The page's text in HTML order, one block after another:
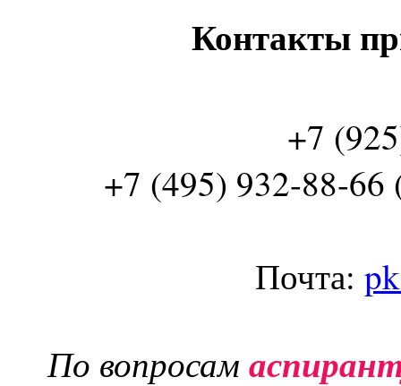
Контакты
+7
+7 (495) 932-88-66
Почта:
По вопросам